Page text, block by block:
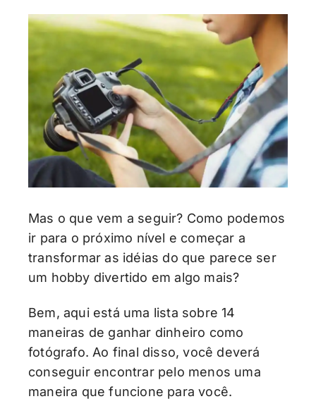
Mas o que vem a seguir? Como podemos
ir para o próximo nível e começar a
transformar as idéias do que parece ser
um hobby divertido em algo mais?
Bem, aqui está uma lista sobre 14
maneiras de ganhar dinheiro como
fotógrafo. Ao final disso, você deverá
conseguir encontrar pelo menos uma
maneira que funcione para você.